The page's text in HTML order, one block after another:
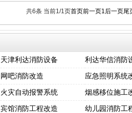
共6条 当前1/1页首页前一页1后一页尾
天津利达消防设备
利达华信消防
网吧消防改造
应急照明系统
火灾自动报警系统
烟感移位施工
宾馆消防工程改造 幼儿园消防工